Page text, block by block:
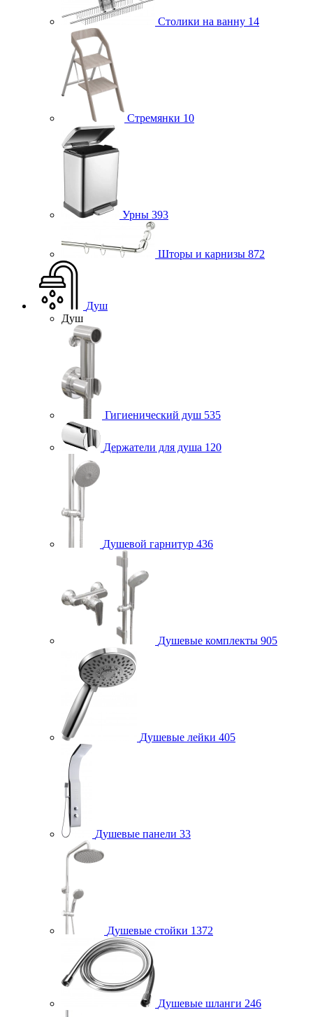
Столики на ванну 14
Стремянки 10
Урны 393
Шторы и карнизы 872
Душ
Душ
Гигиенический душ 535
Держатели для душа 120
Душевой гарнитур 436
Душевые комплекты 905
Душевые лейки 405
Душевые панели 33
Душевые стойки 1372
Душевые шланги 246